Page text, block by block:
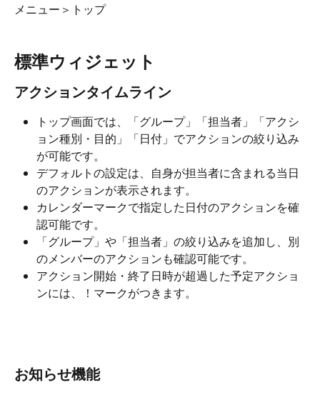
メニュー＞トップ
標準ウィジェット
アクションタイムライン
トップ画面では、「グループ」「担当者」「アクシ
ョン種別・目的」「日付」でアクションの絞り込み
が可能です。
デフォルトの設定は、自身が担当者に含まれる当日
のアクションが表示されます。
カレンダーマークで指定した日付のアクションを確
認可能です。
「グループ」や「担当者」の絞り込みを追加し、別
のメンバーのアクションも確認可能です。
アクション開始・終了日時が超過した予定アクショ
ンには、！マークがつきます。
お知らせ機能